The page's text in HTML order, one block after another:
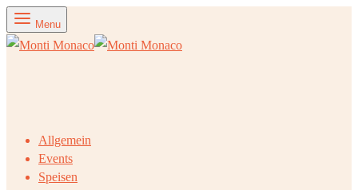
Menu
Allgemein
Events
Speisen